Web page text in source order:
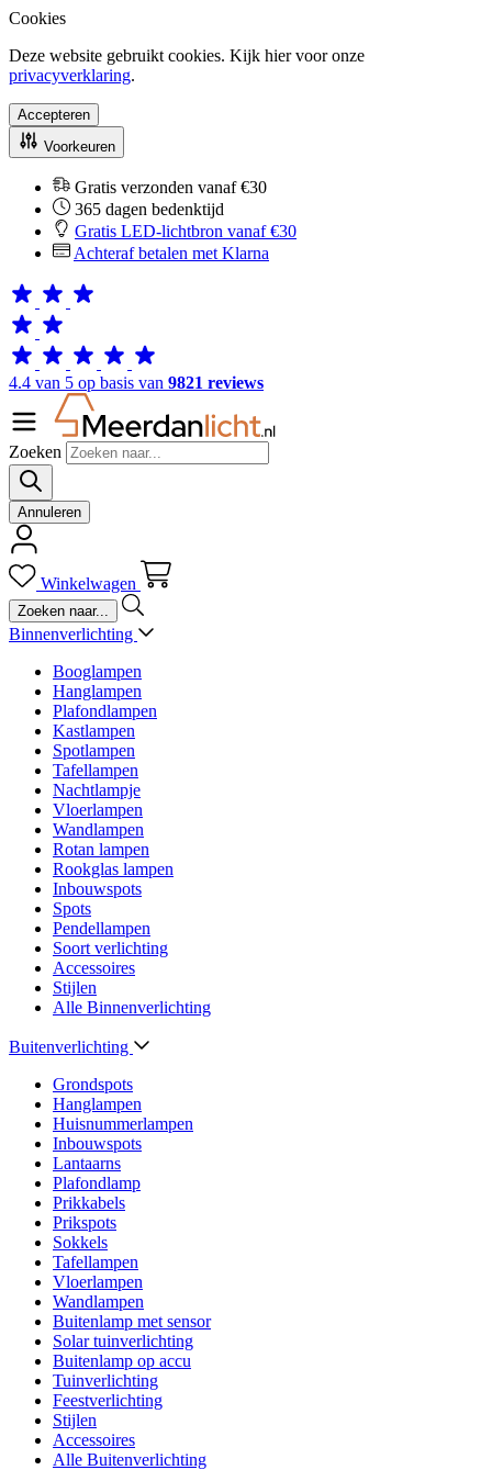
Cookies
Deze website gebruikt cookies. Kijk hier voor onze
privacyverklaring.
Accepteren
Voorkeuren
Gratis verzonden vanaf €30
365 dagen bedenktijd
Gratis LED-lichtbron vanaf €30
Achteraf betalen met Klarna
4.4 van 5 op basis van 9821 reviews
Zoeken
Annuleren
Winkelwagen
Binnenverlichting
Booglampen
Hanglampen
Plafondlampen
Kastlampen
Spotlampen
Tafellampen
Nachtlampje
Vloerlampen
Wandlampen
Rotan lampen
Rookglas lampen
Inbouwspots
Spots
Pendellampen
Soort verlichting
Accessoires
Stijlen
Alle Binnenverlichting
Buitenverlichting
Grondspots
Hanglampen
Huisnummerlampen
Inbouwspots
Lantaarns
Plafondlamp
Prikkabels
Prikspots
Sokkels
Tafellampen
Vloerlampen
Wandlampen
Buitenlamp met sensor
Solar tuinverlichting
Buitenlamp op accu
Tuinverlichting
Feestverlichting
Stijlen
Accessoires
Alle Buitenverlichting